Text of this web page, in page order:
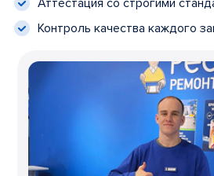
Контроль качества каждого